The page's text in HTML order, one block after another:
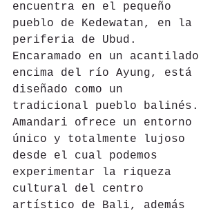
encuentra en el pequeño
pueblo de Kedewatan, en la
periferia de Ubud.
Encaramado en un acantilado
encima del río Ayung, está
diseñado como un
tradicional pueblo balinés.
Amandari ofrece un entorno
único y totalmente lujoso
desde el cual podemos
experimentar la riqueza
cultural del centro
artístico de Bali, además